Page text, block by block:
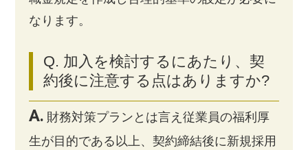
なります。
Q. 加入を検討するにあたり、契
約後に注意する点はありますか?
A. 財務対策プランとは言え従業員の福利厚
生が目的である以上、契約締結後に新規採用